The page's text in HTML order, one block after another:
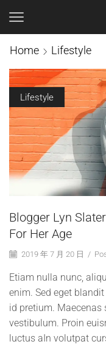
Home Lifestyle
Lifestyle
Blogger Lyn
For Her Age
2019 年 7 月 20 日 /
Etiam nulla nunc,
enim. Sed eget
id pretium. Maecenas
vestibulum. Proin
luctus aIn volutpat